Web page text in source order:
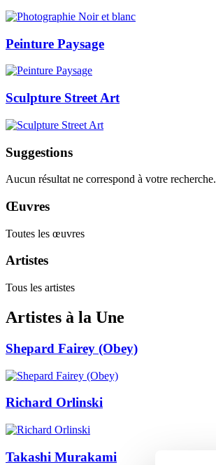
Peinture Paysage
Sculpture Street Art
Suggestions
Aucun résultat ne correspond à votre recherche.
Œuvres
Toutes les œuvres
Artistes
Tous les artistes
Artistes à la Une
Shepard Fairey (Obey)
Richard Orlinski
Takashi Murakami